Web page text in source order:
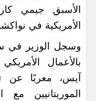
الأسبق جيمي
الأمريكية في
وسجل الوزير في
بالأعمال
آيس، معربًا عن
الموريتانيين